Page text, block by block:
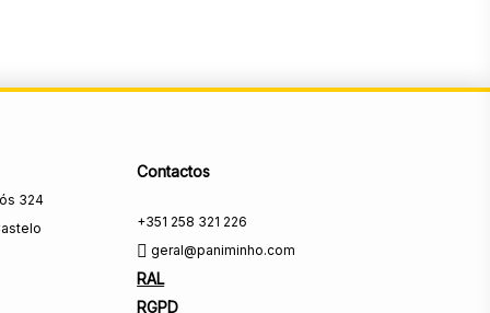
324
Contactos
+351 258 321 226
geral@paniminho.com
RAL
RGPD